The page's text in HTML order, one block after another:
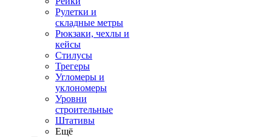
Рулетки и
складные метры
Рюкзаки, чехлы и
кейсы
Стилусы
Трегеры
Угломеры и
уклономеры
Уровни
строительные
Штативы
Ещё